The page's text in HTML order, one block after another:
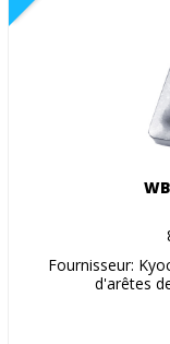
Fournisseur:
d'arêtes